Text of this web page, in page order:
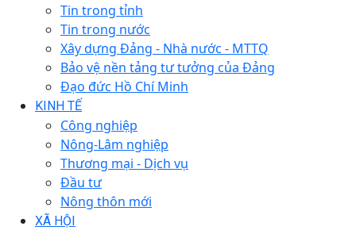
Tin trong tỉnh
Tin trong nước
Xây dựng Đảng - Nhà nước - MTTQ
Bảo vệ nền tảng tư tưởng của Đảng
Đạo đức Hồ Chí Minh
KINH TẾ
Công nghiệp
Nông-Lâm nghiệp
Thương mại - Dịch vụ
Đầu tư
Nông thôn mới
XÃ HỘI